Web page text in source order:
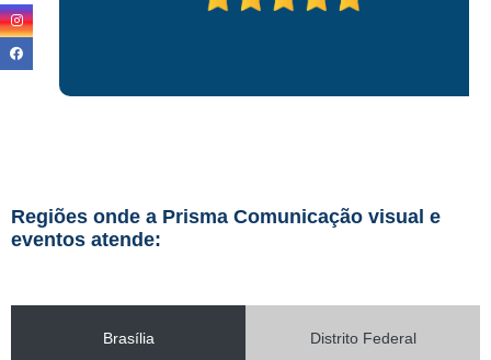
Regiões onde a Prisma Comunicação visual e
eventos atende:
Brasília Distrito Federal